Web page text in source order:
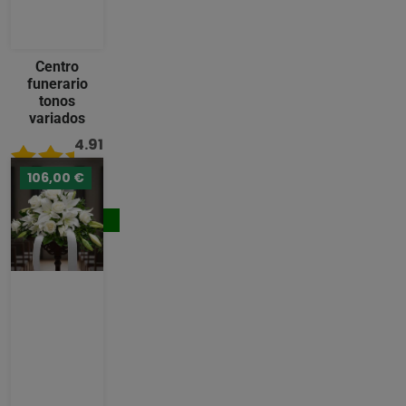
Centro
funerario
tonos
variados
4.91
/ 5
133,00 €
Comprar
106,00 €